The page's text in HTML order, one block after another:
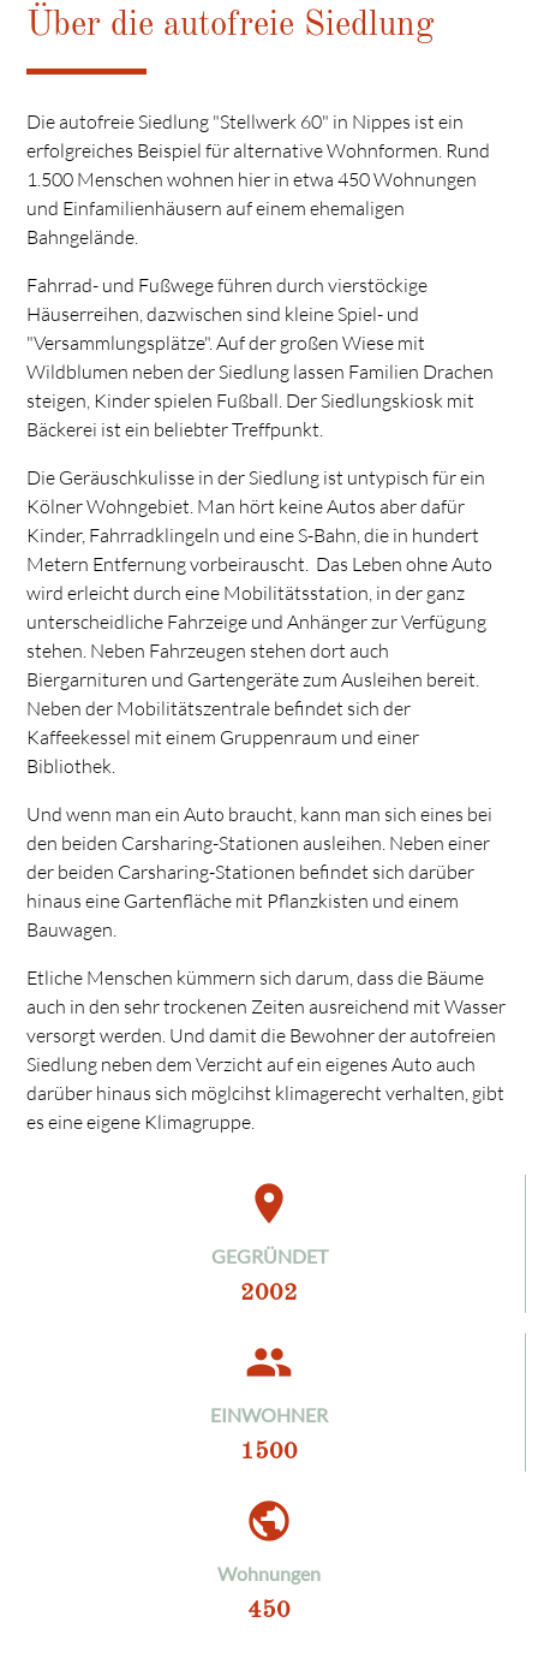
Über die autofreie Siedlung
Die autofreie Siedlung "Stellwerk 60" in Nippes ist ein
erfolgreiches Beispiel für alternative Wohnformen. Rund
1.500 Menschen wohnen hier in etwa 450 Wohnungen
und Einfamilienhäusern auf einem ehemaligen
Bahngelände.
Fahrrad- und Fußwege führen durch vierstöckige
Häuserreihen, dazwischen sind kleine Spiel- und
"Versammlungsplätze". Auf der großen Wiese mit
Wildblumen neben der Siedlung lassen Familien Drachen
steigen, Kinder spielen Fußball. Der Siedlungskiosk mit
Bäckerei ist ein beliebter Treffpunkt.
Die Geräuschkulisse in der Siedlung ist untypisch für ein
Kölner Wohngebiet. Man hört keine Autos aber dafür
Kinder, Fahrradklingeln und eine S-Bahn, die in hundert
Metern Entfernung vorbeirauscht. Das Leben ohne Auto
wird erleicht durch eine Mobilitätsstation, in der ganz
unterscheidliche Fahrzeige und Anhänger zur Verfügung
stehen. Neben Fahrzeugen stehen dort auch
Biergarnituren und Gartengeräte zum Ausleihen bereit.
Neben der Mobilitätszentrale befindet sich der
Kaffeekessel mit einem Gruppenraum und einer
Bibliothek.
Und wenn man ein Auto braucht, kann man sich eines bei
den beiden Carsharing-Stationen ausleihen. Neben einer
der beiden Carsharing-Stationen befindet sich darüber
hinaus eine Gartenfläche mit Pflanzkisten und einem
Bauwagen.
Etliche Menschen kümmern sich darum, dass die Bäume
auch in den sehr trockenen Zeiten ausreichend mit Wasser
versorgt werden. Und damit die Bewohner der autofreien
Siedlung neben dem Verzicht auf ein eigenes Auto auch
darüber hinaus sich möglcihst klimagerecht verhalten, gibt
es eine eigene Klimagruppe.
place
GEGRÜNDET
2002
people
EINWOHNER
1500
public
Wohnungen
450